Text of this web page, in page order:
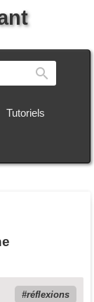
Tutoriels
réflexions